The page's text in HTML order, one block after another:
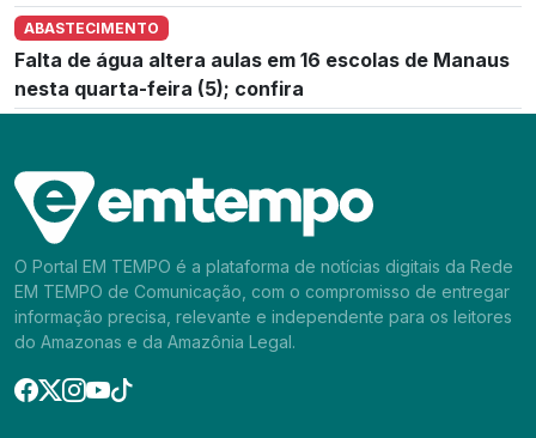
ABASTECIMENTO
Falta de água altera aulas em 16 escolas de Manaus
nesta quarta-feira (5); confira
O Portal EM TEMPO é a plataforma de notícias digitais da Rede
EM TEMPO de Comunicação, com o compromisso de entregar
informação precisa, relevante e independente para os leitores
do Amazonas e da Amazônia Legal.